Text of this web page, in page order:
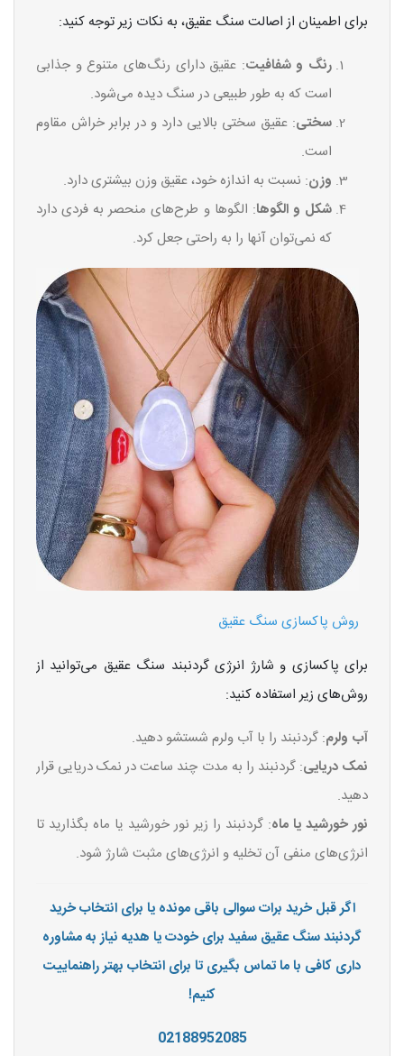
برای اطمینان از اصالت سنگ عقیق، به نکات زیر توجه کنید:
رنگ و شفافیت: عقیق دارای رنگ‌های متنوع و جذابی
است که به طور طبیعی در سنگ دیده می‌شود.
سختی: عقیق سختی بالایی دارد و در برابر خراش مقاوم
است.
وزن: نسبت به اندازه خود، عقیق وزن بیشتری دارد.
شکل و الگوها: الگوها و طرح‌های منحصر به فردی دارد
که نمی‌توان آنها را به راحتی جعل کرد.
روش پاکسازی سنگ عقیق
برای پاکسازی و شارژ انرژی گردنبند سنگ عقیق می‌توانید از
روش‌های زیر استفاده کنید:
آب ولرم: گردنبند را با آب ولرم شستشو دهید.
نمک دریایی: گردنبند را به مدت چند ساعت در نمک دریایی قرار
دهید.
نور خورشید یا ماه: گردنبند را زیر نور خورشید یا ماه بگذارید تا
انرژی‌های منفی آن تخلیه و انرژی‌های مثبت شارژ شود.
اگر قبل خرید برات سوالی باقی مونده یا برای انتخاب خرید
گردنبند سنگ عقیق سفید برای خودت یا هدیه نیاز به مشاوره
داری کافی با ما تماس بگیری تا برای انتخاب بهتر راهنماییت
کنیم!
02188952085